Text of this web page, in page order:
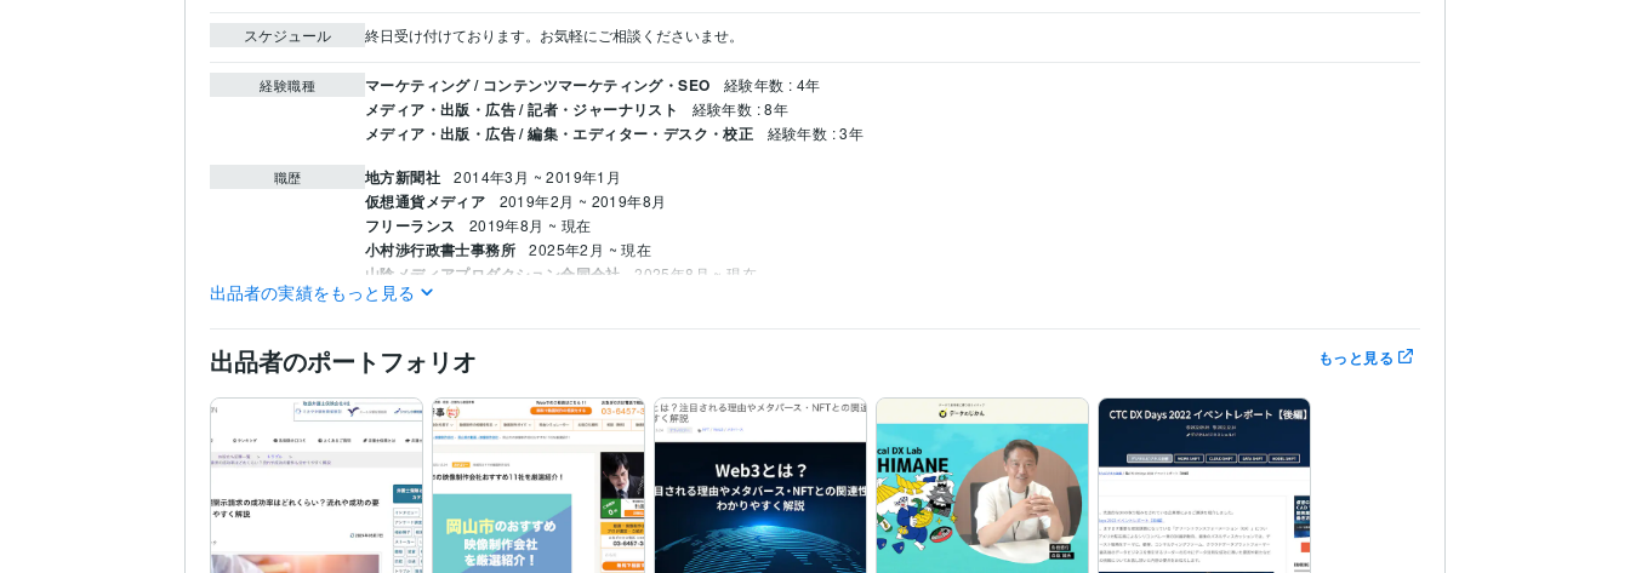
スケジュール 終日受け付けております。お気軽にご相談くださいませ。
経験職種 マーケティング / コンテンツマーケティング・SEO 経験年数 : 4年
メディア・出版・広告 / 記者・ジャーナリスト 経験年数 : 8年
メディア・出版・広告 / 編集・エディター・デスク・校正 経験年数 : 3年
職歴 地方新聞社 2014年3月 ~ 2019年1月
仮想通貨メディア 2019年2月 ~ 2019年8月
フリーランス 2019年8月 ~ 現在
小村渉行政書士事務所 2025年2月 ~ 現在
山陰メディアプロダクション合同会社 2025年8月 ~ 現在
普通自動車第一種運転免許 取得年 : 2010年
高等学校教諭免許 取得年 : 2013年
ITパスポート 取得年 : 2019年
3級FP技能士 取得年 : 2020年
行政書士
ビジネス実務法務検定2級 取得年 : 2025年
出品者の実績をもっと見る
出品者のポートフォリオ もっと見る